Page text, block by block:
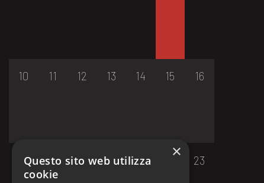
10 11 12 13 14 15 16
17 18 19 20 21 22 23
×
Questo sito web utilizza
cookie